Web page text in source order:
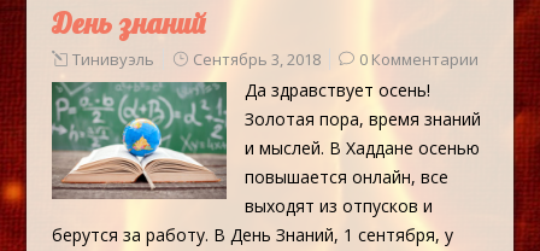
День знаний
Тинивуэль Сентябрь 3, 2018 0 Комментарии
Да здравствует осень!
Золотая пора, время знаний
и мыслей. В Хаддане осенью
повышается онлайн, все
выходят из отпусков и
берутся за работу. В День Знаний, 1 сентября, у